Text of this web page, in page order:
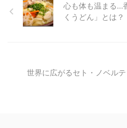
心も体も温まる…
くうどん」とは？
世界に広がるセト・ノベル